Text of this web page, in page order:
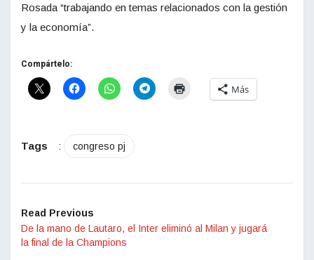
Rosada “trabajando en temas relacionados con la gestión
y la economía”.
Compártelo:
Más
Tags : congreso pj
Read Previous
De la mano de Lautaro, el Inter eliminó al Milan y jugará
la final de la Champions